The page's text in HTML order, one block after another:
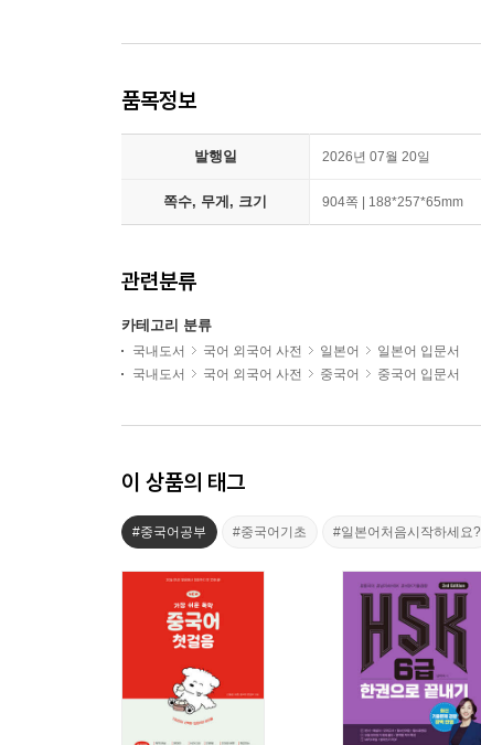
품목정보
발행일 2026년 07월 20일
쪽수, 무게, 크기 904쪽 | 188*257*65mm
관련분류
카테고리 분류
국내도서 국어 외국어 사전 일본어
일본어 입문서
국내도서
국어 외국어 사전 중국어 중국어 입문서
이 상품의 태그
#중국어공부 #중국어기초 #일본어처음시작하세요?